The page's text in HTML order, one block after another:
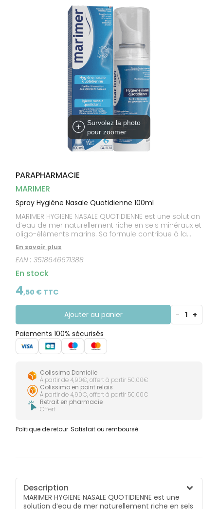
médicaux
Homme
Solaire
Visage
Survolez la photo
pour zoomer
PARAPHARMACIE
MARIMER
Spray Hygiène Nasale Quotidienne 100ml
MARIMER HYGIENE NASALE QUOTIDIENNE est une solution
d’eau de mer naturellement riche en sels minéraux et
oligo-éléments marins. Sa formule contribue à la
diminution des symptômes allergiques, tout en
facilitant l’évacuation en douceur des sécrétions
nasales, qui peuvent parfois vous gâcher la vie.
En savoir plus
EAN :3518646671388
En stock
4,50 € TTC
Ajouter au panier - 1 +
Paiements 100% sécurisés
Colissimo Domicile
À partir de 4,90€, offert à partir 50,00€
Colissimo en point relais
À partir de 4,90€, offert à partir 50,00€
Retrait en pharmacie
Offert
Politique de retour Satisfait ou remboursé
Description
MARIMER HYGIENE NASALE QUOTIDIENNE est une
solution d’eau de mer naturellement riche en sels